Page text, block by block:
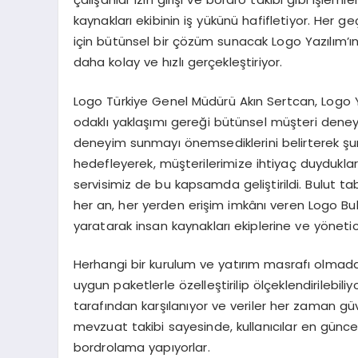
kaynakları ekibinin iş yükünü hafifletiyor. Her
için bütünsel bir çözüm sunacak Logo
daha kolay ve hızlı gerçekleştiriyor.
Logo Türkiye Genel Müdürü Akın Sertcan,
odaklı yaklaşımı gereği bütünsel müşteri
deneyim sunmayı önemsediklerini belirterek
hedefleyerek, müşterilerimize ihtiyaç
servisimiz de bu kapsamda geliştirildi. Bulut
her an, her yerden erişim imkânı veren Logo
yaratarak insan kaynakları ekiplerine ve
Herhangi bir kurulum ve yatırım masrafı
uygun paketlerle özelleştirilip
tarafından karşılanıyor ve veriler her zaman
mevzuat takibi sayesinde, kullanıcılar en
bordrolama yapıyorlar.